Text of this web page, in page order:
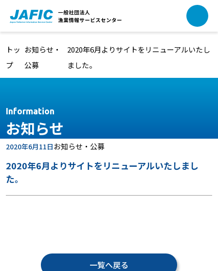
トッ
プ
お知らせ・
公募
2020年6月よりサイトをリニューアルいたし
ました。
お知らせ
Information
2020年6月11日 お知らせ・公募
2020年6月よりサイトをリニューアルいたしまし
た。
一覧へ戻る